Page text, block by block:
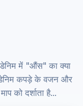
में "औंस" का क्या
कपड़े के वजन और
को दर्शाता है...